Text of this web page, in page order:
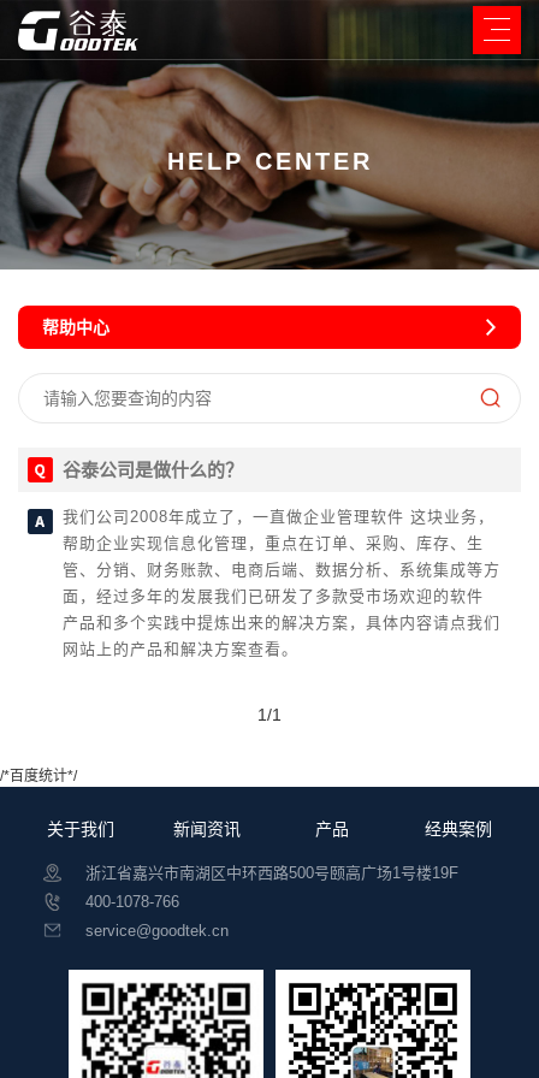
HELP CENTER
帮助中心
谷泰公司是做什么的？
我们公司2008年成立了，一直做企业管理软件 这块业务，
帮助企业实现信息化管理，重点在订单、采购、库存、生
管、分销、财务账款、电商后端、数据分析、系统集成等方
面，经过多年的发展我们已研发了多款受市场欢迎的软件
产品和多个实践中提炼出来的解决方案，具体内容请点我们
网站上的产品和解决方案查看。
1/1
/*百度统计*/
关于我们 新闻资讯 产品 经典案例
浙江省嘉兴市南湖区中环西路500号颐高广场1号楼19F
400-1078-766
service@goodtek.cn